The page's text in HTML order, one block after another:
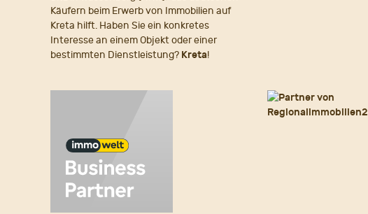
Käufern beim Erwerb von Immobilien auf
Kreta hilft. Haben Sie ein konkretes
Interesse an einem Objekt oder einer
bestimmten Dienstleistung? Kreta!